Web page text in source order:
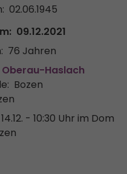
02.06.1945
09.12.2021
76 Jahren
Oberau-Haslach
Bozen
14.12. - 10:30 Uhr im Dom